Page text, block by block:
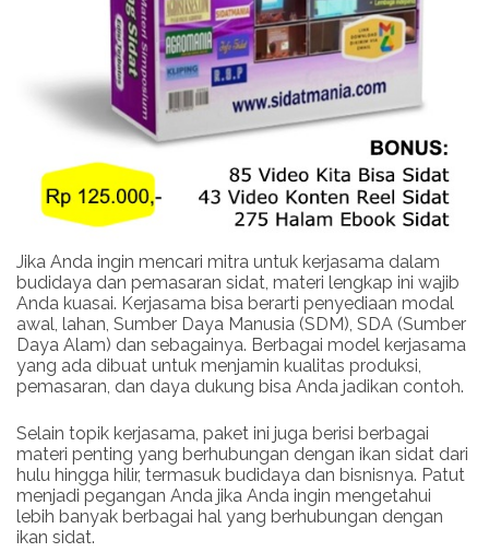
Jika Anda ingin mencari mitra untuk kerjasama dalam
budidaya dan pemasaran sidat, materi lengkap ini wajib
Anda kuasai. Kerjasama bisa berarti penyediaan modal
awal, lahan, Sumber Daya Manusia (SDM), SDA (Sumber
Daya Alam) dan sebagainya. Berbagai model kerjasama
yang ada dibuat untuk menjamin kualitas produksi,
pemasaran, dan daya dukung bisa Anda jadikan contoh.
Selain topik kerjasama, paket ini juga berisi berbagai
materi penting yang berhubungan dengan ikan sidat dari
hulu hingga hilir, termasuk budidaya dan bisnisnya. Patut
menjadi pegangan Anda jika Anda ingin mengetahui
lebih banyak berbagai hal yang berhubungan dengan
ikan sidat.